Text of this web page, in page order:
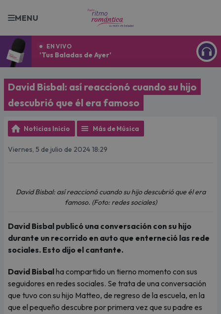
MENU
EN VIVO
'Tus Baladas de Ayer'
David Bisbal: así reaccionó cuando su hijo
descubrió que él era famoso
Noticias Inicio Más de Música
Viernes, 5 de julio de 2024 18:29
David Bisbal: así reaccionó cuando su hijo descubrió que él era
famoso. (Foto: redes sociales)
David Bisbal publicó una conversación con su hijo
durante un recorrido en auto que enterneció las rede
sociales. Esto dijo el cantante.
David Bisbalha compartido un tierno momento con sus
seguidores en redes sociales. Se trata de una conversación
que tuvo con su hijo Matteo, de regreso de la escuela, en la
que el pequeño descubre por primera vez que su padre es